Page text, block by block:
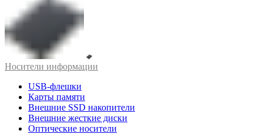
Носители информации
USB-флешки
Карты памяти
Внешние SSD накопители
Внешние жесткие диски
Оптические носители